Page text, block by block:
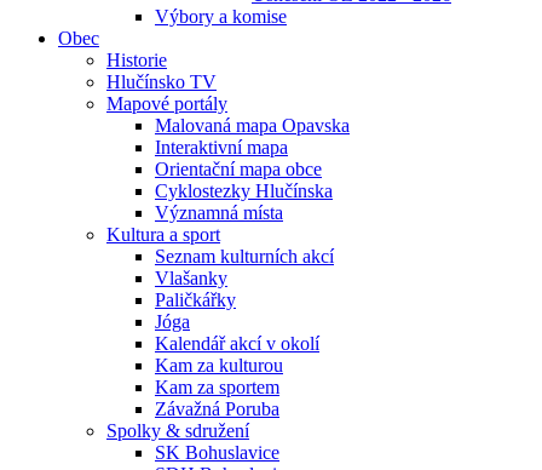
Výbory a komise
Obec
Historie
Hlučínsko TV
Mapové portály
Malovaná mapa Opavska
Interaktivní mapa
Orientační mapa obce
Cyklostezky Hlučínska
Významná místa
Kultura a sport
Seznam kulturních akcí
Vlašanky
Paličkářky
Jóga
Kalendář akcí v okolí
Kam za kulturou
Kam za sportem
Závažná Poruba
Spolky & sdružení
SK Bohuslavice